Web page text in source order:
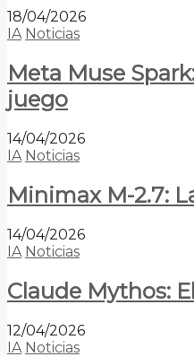
18/04/2026
IA Noticias
Meta Muse
juego
14/04/2026
IA Noticias
Minimax M-2.7:
14/04/2026
IA Noticias
Claude Mythos:
12/04/2026
IA Noticias